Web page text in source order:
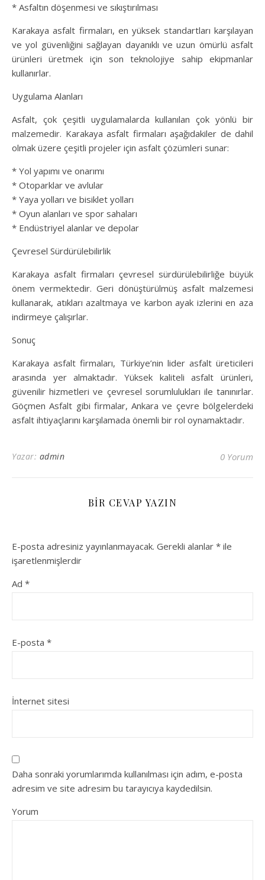
* Asfaltın döşenmesi ve sıkıştırılması
Karakaya asfalt firmaları, en yüksek standartları karşılayan
ve yol güvenliğini sağlayan dayanıklı ve uzun ömürlü asfalt
ürünleri üretmek için son teknolojiye sahip ekipmanlar
kullanırlar.
Uygulama Alanları
Asfalt, çok çeşitli uygulamalarda kullanılan çok yönlü bir
malzemedir. Karakaya asfalt firmaları aşağıdakiler de dahil
olmak üzere çeşitli projeler için asfalt çözümleri sunar:
* Yol yapımı ve onarımı
* Otoparklar ve avlular
* Yaya yolları ve bisiklet yolları
* Oyun alanları ve spor sahaları
* Endüstriyel alanlar ve depolar
Çevresel Sürdürülebilirlik
Karakaya asfalt firmaları çevresel sürdürülebilirliğe büyük
önem vermektedir. Geri dönüştürülmüş asfalt malzemesi
kullanarak, atıkları azaltmaya ve karbon ayak izlerini en aza
indirmeye çalışırlar.
Sonuç
Karakaya asfalt firmaları, Türkiye’nin lider asfalt üreticileri
arasında yer almaktadır. Yüksek kaliteli asfalt ürünleri,
güvenilir hizmetleri ve çevresel sorumlulukları ile tanınırlar.
Göçmen Asfalt gibi firmalar, Ankara ve çevre bölgelerdeki
asfalt ihtiyaçlarını karşılamada önemli bir rol oynamaktadır.
Yazar: admin 0 Yorum
BIR CEVAP YAZIN
E-posta adresiniz yayınlanmayacak. Gerekli alanlar * ile
işaretlenmişlerdir
Ad *
E-posta *
İnternet sitesi
Daha sonraki yorumlarımda kullanılması için adım, e-posta
adresim ve site adresim bu tarayıcıya kaydedilsin.
Yorum